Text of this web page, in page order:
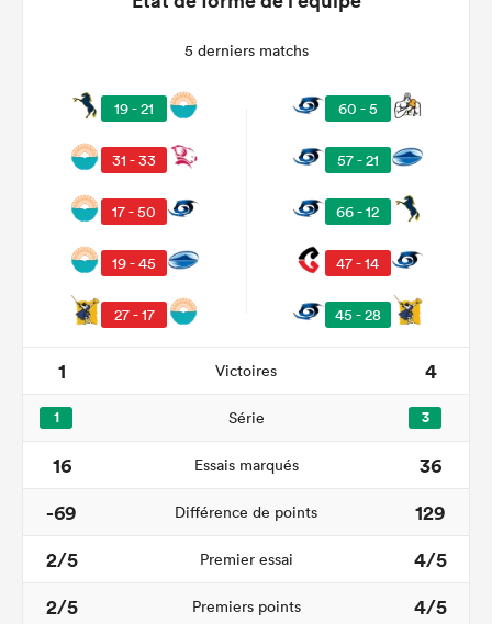
5 derniers matchs
19 - 21
31 - 33
17 - 50
19 - 45
27 - 17
60 - 5
57 - 21
66 - 12
47 - 14
45 - 28
1 Victoires 4
1 Série 3
16 Essais marqués
36
-69
Différence de points
129
2/5
Premier essai
4/5
2/5
Premiers points 4/5